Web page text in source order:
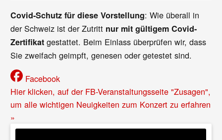
Covid-Schutz für diese Vorstellung: Wie überall in
der Schweiz ist der Zutritt nur mit gültigem Covid-
Zertifikat gestattet. Beim Einlass überprüfen wir, dass
Sie zweifach geimpft, genesen oder getestet sind.
Facebook
Hier klicken, auf der FB-Veranstaltungsseite "Zusagen",
um alle wichtigen Neuigkeiten zum Konzert zu erfahren
»